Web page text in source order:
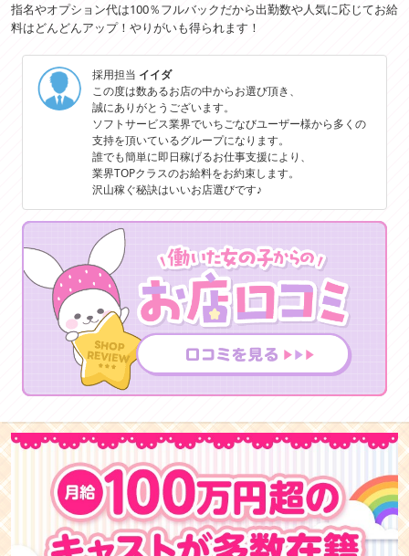
指名やオプション代は100％フルバックだから出勤数や人気に応じてお給
料はどんどんアップ！やりがいも得られます！
採用担当 イイダ
この度は数あるお店の中からお選び頂き、
誠にありがとうございます。
ソフトサービス業界でいちごなびユーザー様から多くの
支持を頂いているグループになります。
誰でも簡単に即日稼げるお仕事支援により、
業界TOPクラスのお給料をお約束します。
沢山稼ぐ秘訣はいいお店選びです♪